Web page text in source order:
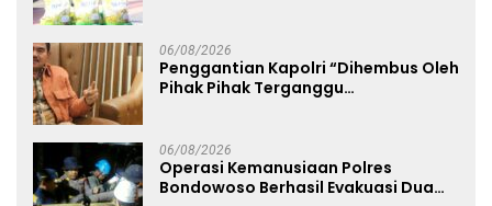
06/08/2026
Penggantian Kapolri “Dihembus Oleh
Pihak Pihak Terganggu
06/08/2026
Operasi Kemanusiaan Polres
Bondowoso Berhasil Evakuasi Dua